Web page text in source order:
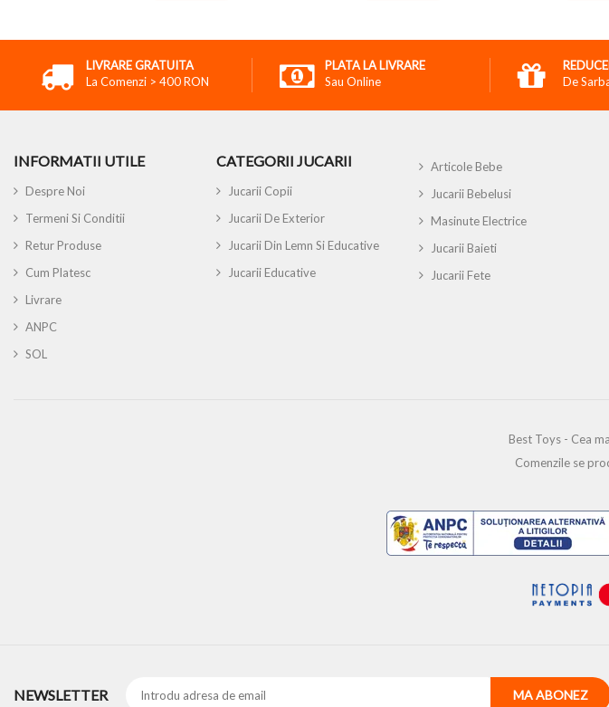
LIVRARE GRATUITA
La Comenzi > 400 RON
PLATA LA LIVRARE
Sau Online
De
INFORMATII UTILE
Despre Noi
Termeni Si Conditii
Retur Produse
Cum Platesc
Livrare
ANPC
SOL
CATEGORII JUCARII
Jucarii Copii
Jucarii De Exterior
Jucarii Din Lemn Si Educative
Jucarii Educative
Articole Bebe
Jucarii Bebelusi
Masinute Electrice
Jucarii Baieti
Jucarii Fete
Best Toys - Cea
Comenzile se
NEWSLETTER